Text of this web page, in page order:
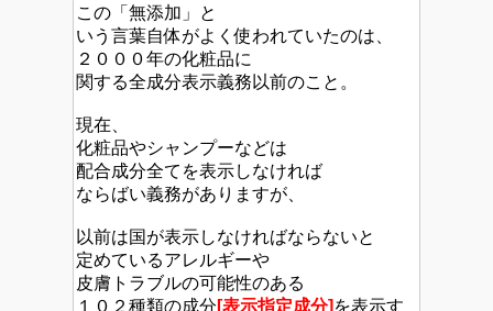
この「無添加」と
いう言葉自体がよく使われていたのは、
２０００年の化粧品に
関する全成分表示義務以前のこと。
現在、
化粧品やシャンプーなどは
配合成分全てを表示しなければ
ならばい義務がありますが、
以前は国が表示しなければならないと
定めているアレルギーや
皮膚トラブルの可能性のある
１０２種類の成分 [表示指定成分] を表示す